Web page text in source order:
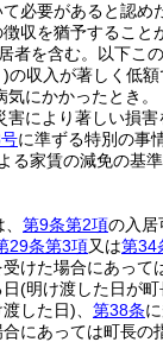
必要があると認め
収を猶予すること
者を含む。以下こ
)の収入が著しく低額
気にかかったとき。
害により著しい損害
に準ずる特別の事
る家賃の減免の基
第9条第2項の入居
29条第3項又は第34
けた場合にあって
(明け渡した日が
した日)
第38条
にあっては町長の